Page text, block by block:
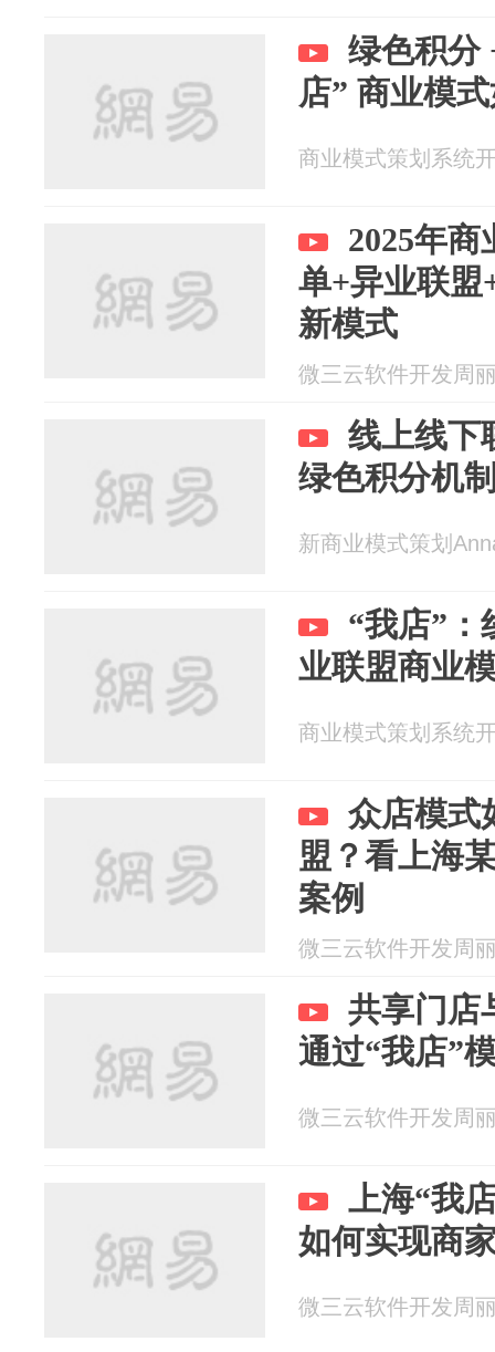
绿色积分
店” 商业模
商业模式策划系统
2025年
单+异业联盟
新模式
微三云软件开发周
线上线下
绿色积分机
新商业模式策划
“我店”：
业联盟商业
商业模式策划系统
众店模式
盟？看上海
案例
微三云软件开发周
共享门店
通过“我店”
微三云软件开发周
上海“我
如何实现商
微三云软件开发周